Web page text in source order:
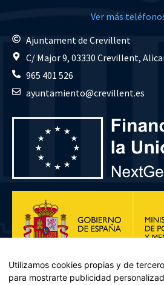
Ver más
Ajuntament de Crevillent
C/ Major 9, 03330 Crevillent,
965 401 526
ayuntamiento@crevillent.es
Utilizamos cookies propias y de
para mostrarte publicidad